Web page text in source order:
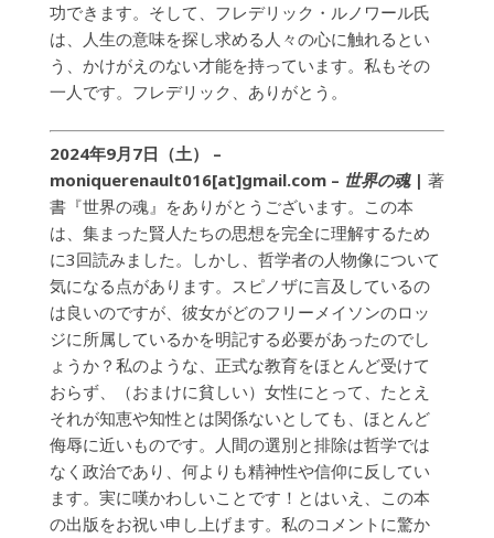
功できます。そして、フレデリック・ルノワール氏
は、人生の意味を探し求める人々の心に触れるとい
う、かけがえのない才能を持っています。私もその
一人です。フレデリック、ありがとう。
2024年9月7日（土） –
moniquerenault016[at]gmail.com – 世界の魂 | 著
書『世界の魂』をありがとうございます。この本
は、集まった賢人たちの思想を完全に理解するため
に3回読みました。しかし、哲学者の人物像について
気になる点があります。スピノザに言及しているの
は良いのですが、彼女がどのフリーメイソンのロッ
ジに所属しているかを明記する必要があったのでし
ょうか？私のような、正式な教育をほとんど受けて
おらず、（おまけに貧しい）女性にとって、たとえ
それが知恵や知性とは関係ないとしても、ほとんど
侮辱に近いものです。人間の選別と排除は哲学では
なく政治であり、何よりも精神性や信仰に反してい
ます。実に嘆かわしいことです！とはいえ、この本
の出版をお祝い申し上げます。私のコメントに驚か